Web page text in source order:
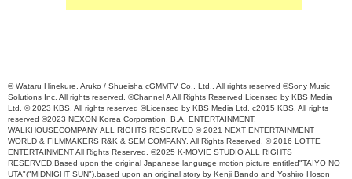
© Wataru Hinekure, Aruko / Shueisha cGMMTV Co., Ltd., All rights reserved ©Sony Music
Solutions Inc. All rights reserved. ©Channel A All Rights Reserved Licensed by KBS Media
Ltd. © 2023 KBS. All rights reserved ©Licensed by KBS Media Ltd. c2015 KBS. All rights
reserved ©2023 NEXON Korea Corporation, B.A. ENTERTAINMENT,
WALKHOUSECOMPANY ALL RIGHTS RESERVED © 2021 NEXT ENTERTAINMENT
WORLD & FILMMAKERS R&K & SEM COMPANY. All Rights Reserved. © 2016 LOTTE
ENTERTAINMENT All Rights Reserved. ©2025 K-MOVIE STUDIO ALL RIGHTS
RESERVED.Based upon the original Japanese language motion picture entitled"TAIYO NO
UTA"("MIDNIGHT SUN"),based upon an original story by Kenji Bando and Yoshiro Hoson